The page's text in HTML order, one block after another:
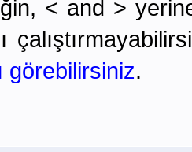
< and >
görebilirsiniz.